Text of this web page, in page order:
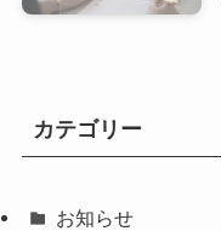
カテゴリー
お知らせ